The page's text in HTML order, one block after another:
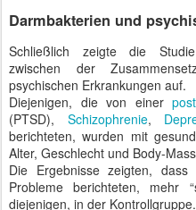
Darmbakterien und
Schließlich zeigte die
zwischen der
psychischen Erkrankungen auf.
Diejenigen, die von einer
(PTSD), Schizophrenie,
berichteten, wurden mit
Alter, Geschlecht und Body-
Die Ergebnisse zeigten,
Probleme berichteten, mehr
diejenigen, in der Kontrollgruppe.